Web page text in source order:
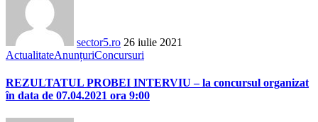
sector5.ro 26 iulie 2021
ActualitateAnunțuriConcursuri
REZULTATUL PROBEI INTERVIU – la concursul organizat
în data de 07.04.2021 ora 9:00